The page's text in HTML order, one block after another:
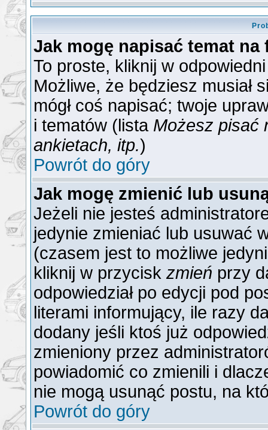
Jak mogę napisać temat na
To proste, kliknij w
Możliwe, że będziesz musiał
mógł coś napisać; twoje
i tematów (lista Możesz pisać
ankietach, itp.)
Powrót do góry
Jak mogę zmienić lub
Jeżeli nie jesteś
jedynie zmieniać lub usuwać
(czasem jest to możliwe
kliknij w przycisk zmień przy
odpowiedział po edycji pod
literami informujący, ile razy
dodany jeśli ktoś już
zmieniony przez
powiadomić co zmienili i
nie mogą usunąć postu, na
Powrót do góry